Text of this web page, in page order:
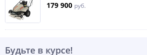
179 900 руб.
Будьте в курсе!